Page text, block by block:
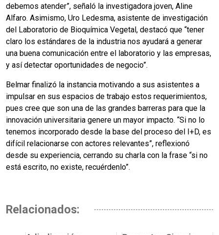
debemos atender”, señaló la investigadora joven, Aline
Alfaro. Asimismo, Uro Ledesma, asistente de investigación
del Laboratorio de Bioquímica Vegetal, destacó que “tener
claro los estándares de la industria nos ayudará a generar
una buena comunicación entre el laboratorio y las empresas,
y así detectar oportunidades de negocio”.
Belmar finalizó la instancia motivando a sus asistentes a
impulsar en sus espacios de trabajo estos requerimientos,
pues cree que son una de las grandes barreras para que la
innovación universitaria genere un mayor impacto. “Si no lo
tenemos incorporado desde la base del proceso del I+D, es
difícil relacionarse con actores relevantes”, reflexionó
desde su experiencia, cerrando su charla con la frase “si no
está escrito, no existe, recuérdenlo”.
Relacionados: